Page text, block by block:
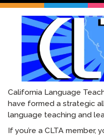
California Language
have formed a strategic
language teaching and
If you’re a CLTA member,